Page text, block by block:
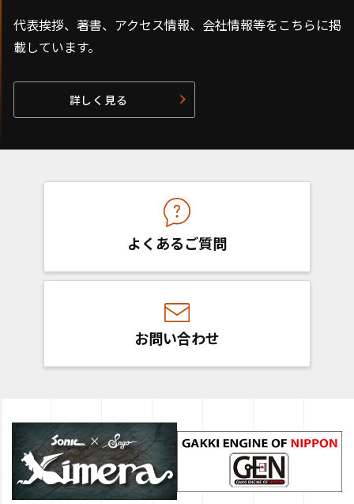
代表挨拶、著書、アクセス情報、会社情報等をこちらに掲
載しています。
詳しく見る
よくあるご質問
お問い合わせ